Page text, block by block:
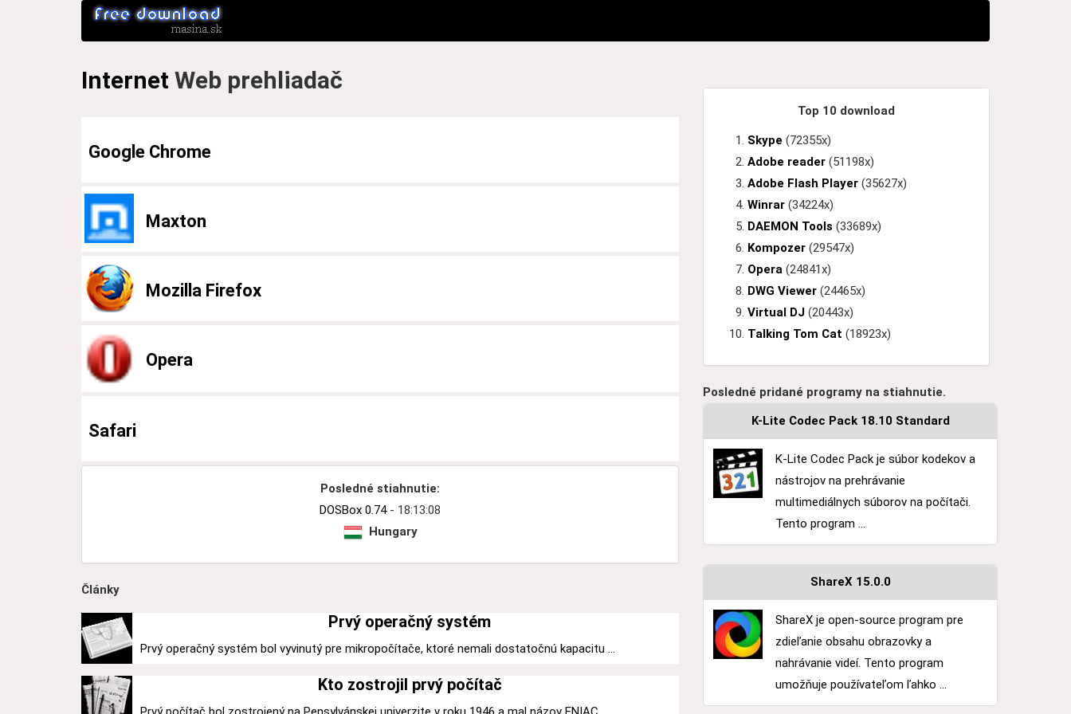
Internet Web prehliadač
Google Chrome
Maxton
Mozilla Firefox
Opera
Safari
Posledné stiahnutie:
DOSBox 0.74- 18:13:08
Hungary
Články
Prvý operačný systém
Prvý operačný systém bol vyvinutý pre mikropočítače, ktoré nemali dostatočnú kapacitu ...
Kto zostrojil prvý počítač
Top 10 download
Skype (72355x)
Adobe reader (51198x)
Adobe Flash Player (35627x)
Winrar (34224x)
DAEMON Tools (33689x)
Kompozer (29547x)
Opera (24841x)
DWG Viewer (24465x)
Virtual DJ (20443x)
Talking Tom Cat (18923x)
Posledné pridané programy na stiahnutie.
K-Lite Codec Pack 18.10 Standard
K-Lite Codec Pack je súbor kodekov a
nástrojov na prehrávanie
multimediálnych súborov na počítači.
Tento program ...
ShareX 15.0.0
ShareX je open-source program pre
zdieľanie obsahu obrazovky a
nahrávanie videí. Tento program
umožňuje používateľom ľahko ...